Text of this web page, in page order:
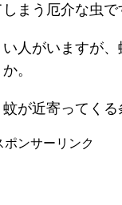
まう厄介な虫で
人がいますが
。
が近寄ってくる
ポンサーリンク